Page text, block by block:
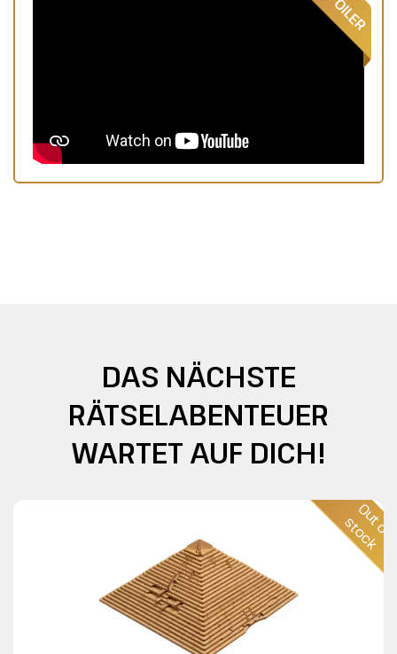
DAS NÄCHSTE
RÄTSELABENTEUER
WARTET AUF DICH!
O
u
t
o
f
s
t
o
c
k